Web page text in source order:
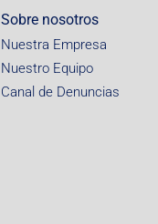
Sobre nosotros
Nuestra Empresa
Nuestro Equipo
Canal de Denuncias